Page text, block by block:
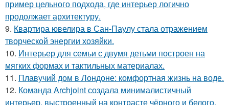
пример цельного подхода, где интерьер логично
продолжает архитектуру.
9. Квартира ювелира в Сан-Паулу стала отражением
творческой энергии хозяйки.
10. Интерьер для семьи с двумя детьми построен на
мягких формах и тактильных материалах.
11. Плавучий дом в Лондоне: комфортная жизнь на воде.
12. Команда Archjoint создала минималистичный
интерьер, выстроенный на контрасте чёрного и белого,